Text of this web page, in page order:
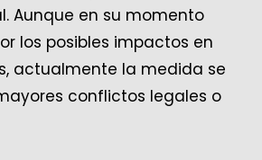
Aunque en su momento
los posibles impactos en
actualmente la medida se
conflictos legales o